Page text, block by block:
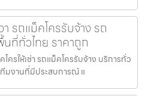
รถแม็คโครรับจ้าง รถ
นที่ทั่วไทย ราคาถูก
ครให้เช่า รถแม็คโครรับจ้าง บริการทั่ว
มงานที่มีประสบการณ์ แ